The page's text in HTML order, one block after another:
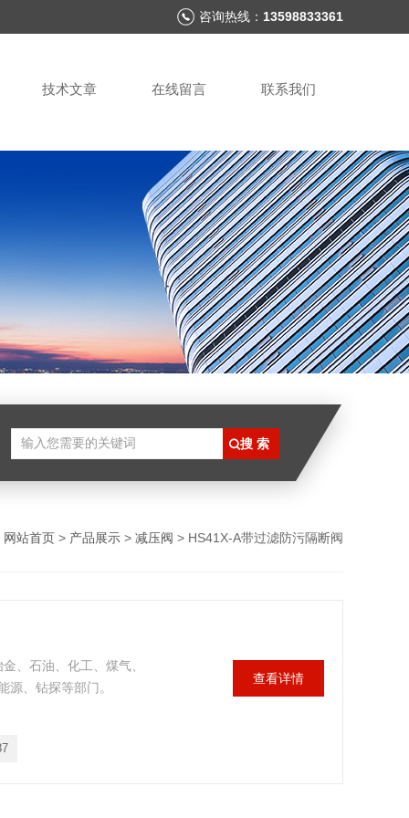
咨询热线： 13598833361
技术文章 在线留言 联系我们
网站首页 > 产品展示 > 减压阀 > HS41X-A带过滤防污隔断阀
、石油、化工、煤气、
源、钻探等部门。
查看详情